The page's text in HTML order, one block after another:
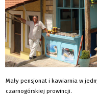
Mały pensjonat i kawiarnia w
czarnogórskiej prowincji.